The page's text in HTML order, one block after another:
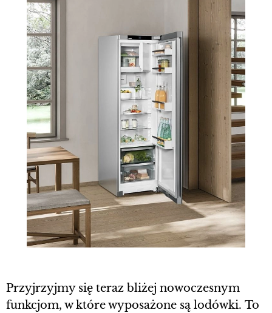
Przyjrzyjmy się teraz bliżej nowoczesnym
funkcjom, w które wyposażone są lodówki. To